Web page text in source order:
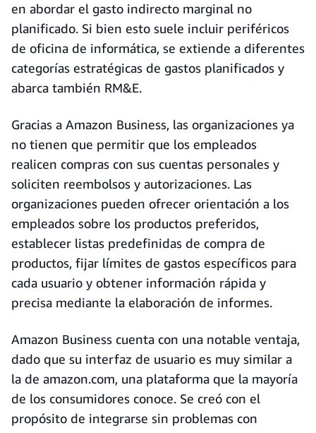
en abordar el gasto indirecto marginal no
planificado. Si bien esto suele incluir periféricos
de oficina de informática, se extiende a diferentes
categorías estratégicas de gastos planificados y
abarca también RM&E.
Gracias a Amazon Business, las organizaciones ya
no tienen que permitir que los empleados
realicen compras con sus cuentas personales y
soliciten reembolsos y autorizaciones. Las
organizaciones pueden ofrecer orientación a los
empleados sobre los productos preferidos,
establecer listas predefinidas de compra de
productos, fijar límites de gastos específicos para
cada usuario y obtener información rápida y
precisa mediante la elaboración de informes.
Amazon Business cuenta con una notable ventaja,
dado que su interfaz de usuario es muy similar a
la de amazon.com, una plataforma que la mayoría
de los consumidores conoce. Se creó con el
propósito de integrarse sin problemas con